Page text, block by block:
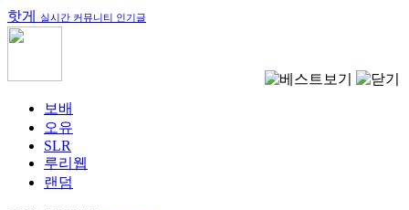
핫게 실시간 커뮤니티 인기글
보배
오유
SLR
루리웹
랜덤